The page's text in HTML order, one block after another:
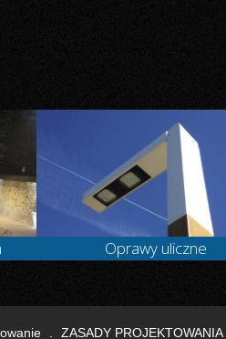
Oprawy uliczne